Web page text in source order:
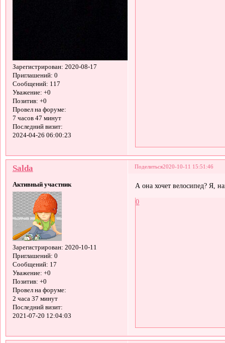
Зарегистрирован: 2020-08-17
Приглашений: 0
Сообщений: 117
Уважение: +0
Позитив: +0
Провел на форуме:
7 часов 47 минут
Последний визит:
2024-04-26 06:00:23
Поделиться2020-10-11 15:51:46
Salda
Активный участник
Зарегистрирован: 2020-10-11
Приглашений: 0
Сообщений: 17
Уважение: +0
Позитив: +0
Провел на форуме:
2 часа 37 минут
Последний визит:
2021-07-20 12:04:03
А она хочет велосипед? Я,
0